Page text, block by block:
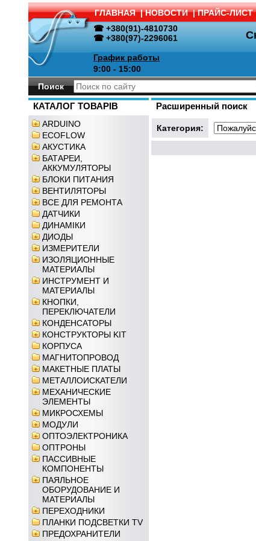
ГЛАВНАЯ | НОВОСТИ | ПРАЙС-ЛИСТ
☎ +380(91)-4810730
☎ +380(97)-2296061
График работы
9:00 - 15:00
Поиск
КАТАЛОГ ТОВАРІВ
ARDUINO
ECOFLOW
АКУСТИКА
БАТАРЕИ,
АККУМУЛЯТОРЫ
БЛОКИ ПИТАНИЯ
ВЕНТИЛЯТОРЫ
ВСЕ ДЛЯ РЕМОНТА
ДАТЧИКИ
ДИНАМІКИ
ДИОДЫ
ИЗМЕРИТЕЛИ
ИЗОЛЯЦИОННЫЕ
МАТЕРИАЛЫ
ИНСТРУМЕНТ И
МАТЕРИАЛЫ
КНОПКИ,
ПЕРЕКЛЮЧАТЕЛИ
КОНДЕНСАТОРЫ
КОНСТРУКТОРЫ KIT
КОРПУСА
МАГНИТОПРОВОД
МАКЕТНЫЕ ПЛАТЫ
МЕТАЛЛОИСКАТЕЛИ
МЕХАНИЧЕСКИЕ
ЭЛЕМЕНТЫ
МИКРОСХЕМЫ
МОДУЛИ
ОПТОЭЛЕКТРОНИКА
ОПТРОНЫ
ПАССИВНЫЕ
КОМПОНЕНТЫ
ПАЯЛЬНОЕ
ОБОРУДОВАНИЕ И
МАТЕРИАЛЫ
ПЕРЕХОДНИКИ
ПЛАНКИ ПОДСВЕТКИ TV
ПРЕДОХРАНИТЕЛИ
Расширенный поиск
Категория: